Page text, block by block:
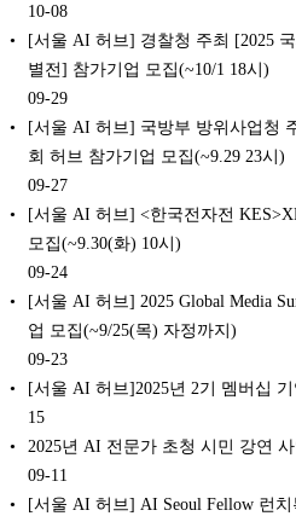
10-08
[서울 AI 허브] 경찰청 주최 [2025
별전] 참가기업 모집(~10/1 18시)
09-29
[서울 AI 허브] 국방부 방위사업청
회 허브 참가기업 모집(~9.29 23시)
09-27
[서울 AI 허브] <한국전자전
모집(~9.30(화) 10시)
09-24
[서울 AI 허브] 2025 Global Media
업 모집(~9/25(목) 자정까지)
09-23
[서울 AI 허브]2025년 2기 멤버십
15
2025년 AI 전문가 초청 시민 강연
09-11
[서울 AI 허브] AI Seoul Fellow 런